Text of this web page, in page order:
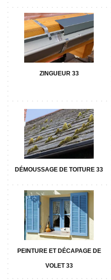
ZINGUEUR 33
DÉMOUSSAGE DE TOITURE 33
PEINTURE ET DÉCAPAGE DE
VOLET 33